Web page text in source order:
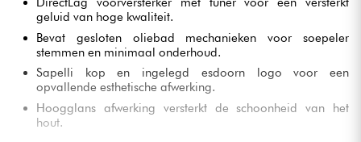
geluid van hoge kwaliteit.
Bevat gesloten oliebad mechanieken voor soepeler
stemmen en minimaal onderhoud.
Sapelli kop en ingelegd esdoorn logo voor een
opvallende esthetische afwerking.
Hoogglans afwerking versterkt de schoonheid van het
hout.